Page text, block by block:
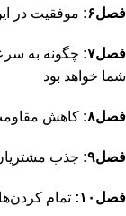
فصل۶: موفقیت در
فصل۷:
چگونه به
شما خواهد بود
فصل۸: کاهش
فصل۹: جذب
فصل۱۰: تمام